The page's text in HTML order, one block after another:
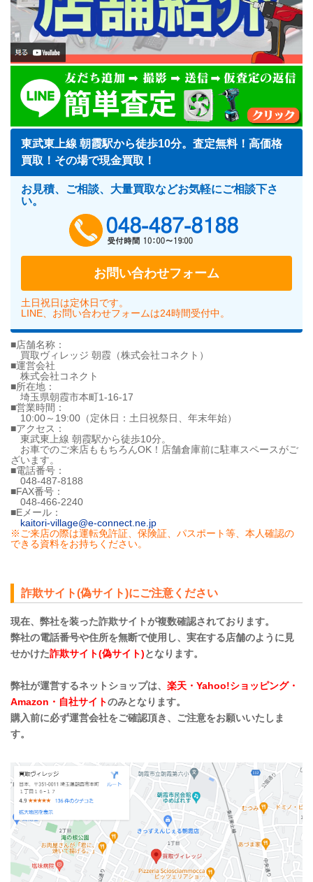
東武東上線 朝霞駅から徒歩10分。査定無料！高価格
買取！その場で現金買取！
お見積、ご相談、大量買取などお気軽にご相談下さ
い。
お問い合わせフォーム
土日祝日は定休日です。
LINE、お問い合わせフォームは24時間受付中。
■店舗名称：
買取ヴィレッジ 朝霞（株式会社コネクト）
■運営会社
株式会社コネクト
■所在地：
埼玉県朝霞市本町1-16-17
■営業時間：
10:00～19:00（定休日：土日祝祭日、年末年始）
■アクセス：
東武東上線 朝霞駅から徒歩10分。
お車でのご来店ももちろんOK！店舗倉庫前に駐車スペースがご
ざいます。
■電話番号：
048-487-8188
■FAX番号：
048-466-2240
■Eメール：
kaitori-village@e-connect.ne.jp
※ご来店の際は運転免許証、保険証、パスポート等、本人確認の
できる資料をお持ちください。
詐欺サイト(偽サイト)にご注意ください
現在、弊社を装った詐欺サイトが複数確認されております。
弊社の電話番号や住所を無断で使用し、実在する店舗のように見
せかけた詐欺サイト(偽サイト)となります。
弊社が運営するネットショップは、 楽天・Yahoo!ショッピング・
Amazon・自社サイトのみとなります。
購入前に必ず運営会社をご確認頂き、ご注意をお願いいたしま
す。